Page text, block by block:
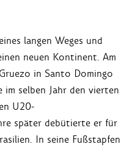
langen Weges und
neuen Kontinent. Am
in Santo Domingo
selben Jahr den vierten
U20-
später debütierte er für
In seine Fußstapfen